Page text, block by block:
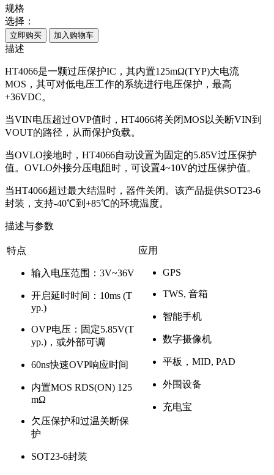
规格
选择：
立即购买 加入购物车
描述
HT4066是一颗过压保护IC，其内置125mΩ(TYP)大电流
MOS，其可对低电压工作的系统进行电压保护，最高
+36VDC。
当VIN电压超过OVP值时，HT4066将关闭MOS以关断VIN到
VOUT的路径，从而保护负载。
当OVLO接地时，HT4066自动设置为固定的5.85V过压保护
值。OVLO外接分压电阻时，可设置4~10V的过压保护值。
当HT4066超过最大结温时，器件关闭。该产品提供SOT23-6
封装，支持-40℃到+85℃的环境温度。
描述与参数
特点
输入电压范围：3V~36V
开启延时时间：10ms (T
yp.)
OVP电压：固定5.85V(T
yp.)，或外部可调
60ns快速OVP响应时间
内置MOS RDS(ON) 125
mΩ
欠压保护和过温关断保
护
SOT23-6封装
应用
GPS
TWS, 音箱
智能手机
数字摄像机
平板，MID, PAD
外围设备
充电宝